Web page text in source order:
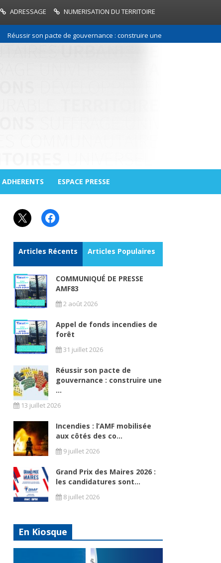
ADRESSAGE NUMERISATION DU TERRITOIRE
son pacte de gouvernance : construire une relation de confiance
ADHERENTS ESPACE PRESSE
X Facebook
Articles Récents Articles Populaires
COMMUNIQUÉ DE PRESSE
AMF83
2 août 2026
Appel de fonds incendies de
forêt
31 juillet 2026
Réussir son pacte de
gouvernance : construire une
...
13 juillet 2026
Incendies : l’AMF mobilisée
aux côtés des co...
9 juillet 2026
Grand Prix des Maires 2026 :
les candidatures sont...
8 juillet 2026
En Kiosque